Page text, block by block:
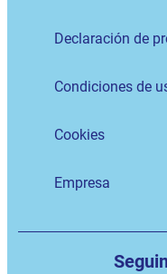
Declaración de
Condiciones de
Cookies
Empresa